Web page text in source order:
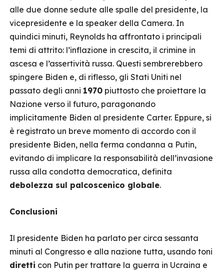
alle due donne sedute alle spalle del presidente, la
vicepresidente e la speaker della Camera. In
quindici minuti, Reynolds ha affrontato i principali
temi di attrito: l’inflazione in crescita, il crimine in
ascesa e l’assertività russa. Questi sembrerebbero
spingere Biden e, di riflesso, gli Stati Uniti nel
passato degli anni 1970 piuttosto che proiettare la
Nazione verso il futuro, paragonando
implicitamente Biden al presidente Carter. Eppure, si
è registrato un breve momento di accordo con il
presidente Biden, nella ferma condanna a Putin,
evitando di implicare la responsabilità dell’invasione
russa alla condotta democratica, definita
debolezza sul palcoscenico globale.
Conclusioni
Il presidente Biden ha parlato per circa sessanta
minuti al Congresso e alla nazione tutta, usando toni
diretti con Putin per trattare la guerra in Ucraina e